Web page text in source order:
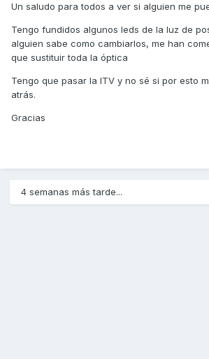
Un saludo para todos a ver si alguien me
Tengo fundidos algunos leds de la luz de
alguien sabe como cambiarlos, me han
que sustituir toda la óptica
Tengo que pasar la ITV y no sé si por esto
atrás.
Gracias
4 semanas más tarde...